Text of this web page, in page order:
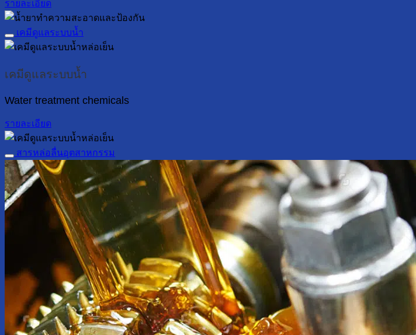
รายละเอียด
เคมีดูแลระบบน้ำ
เคมีดูแลระบบน้ำ
Water treatment chemicals
รายละเอียด
สารหล่อลื่นอุตสาหกรรม